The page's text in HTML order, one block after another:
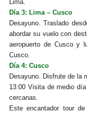
Lima.
Día 3: Lima – Cusco
Desayuno. Traslado
abordar su vuelo con
aeropuerto de Cusco y
Cusco.
Día 4: Cusco
Desayuno. Disfrute de la
13:00 Visita de medio
cercanas.
Este encantador tour